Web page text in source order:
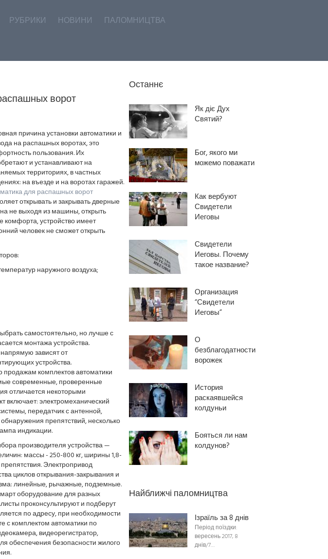
РУБРИКИ НОВИНИ ПАЛОМНИЦТВА
ворот
причина установки автоматики и
на распашных воротах, это
пользования. Их
и устанавливают на
территориях, в частных
на въезде и на воротах гаражей.
для распашных ворот
открывать и закрывать дверные
не выходя из машины, открыть
комфорта, устройство имеет
человек не сможет открыть
наружного воздуха;
самостоятельно, но лучше с
монтажа устройства.
зависят от
устройства.
комплектов автоматики
современные, проверенные
отличается некоторыми
включает: электромеханический
передатчик с антенной,
препятствий, несколько
индикации.
производителя устройства —
массы - 250-800 кг, ширины 1,8-
Электропривод
циклов открывания-закрывания и
линейные, рычажные, подземные.
оборудование для разных
проконсультируют и подберут
по адресу, при необходимости
с комплектом автоматики по
видеорегистратор,
обеспечения безопасности жилого
Останнє
Як діє Дух
Святий?
Бог, якого ми
можемо поважати
Как вербуют
Свидетели
Иеговы
Свидетели
Иеговы. Почему
такое название?
Организация
“Свидетели
Иеговы”
О
безблагодатности
ворожек
История
раскаявшейся
колдуньи
Бояться ли нам
колдунов?
Найближчі паломництва
Ізраїль за 8 днів
Період поїздки:
вересень 2017, 8
днів/7…